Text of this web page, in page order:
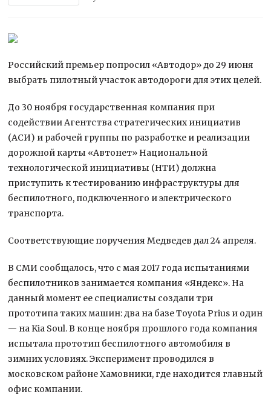
Российский премьер попросил «Автодор» до 29 июня
выбрать пилотный участок автодороги для этих целей.
До 30 ноября государственная компания при
содействии Агентства стратегических инициатив
(АСИ) и рабочей группы по разработке и реализации
дорожной карты «Автонет» Национальной
технологической инициативы (НТИ) должна
приступить к тестированию инфраструктуры для
беспилотного, подключенного и электрического
транспорта.
Соответствующие поручения Медведев дал 24 апреля.
В СМИ сообщалось, что с мая 2017 года испытаниями
беспилотников занимается компания «Яндекс». На
данный момент ее специалисты создали три
прототипа таких машин: два на базе Toyota Prius и один
— на Kia Soul. В конце ноября прошлого года компания
испытала прототип беспилотного автомобиля в
зимних условиях. Эксперимент проводился в
московском районе Хамовники, где находится главный
офис компании.